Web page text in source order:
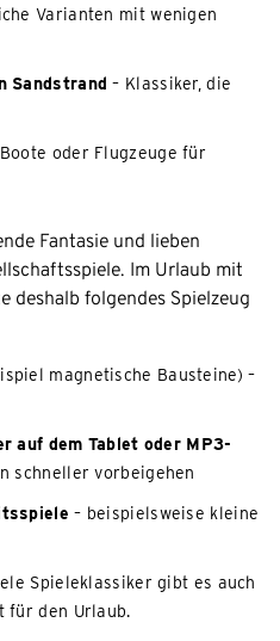
Varianten mit wenigen
Sandstrand – Klassiker, die
oder Flugzeuge für
Fantasie und lieben
Im Urlaub mit
deshalb folgendes Spielzeug
magnetische Bausteine) –
auf dem Tablet oder MP3-
schneller vorbeigehen
– beispielsweise kleine
Spieleklassiker gibt es auch
für den Urlaub.